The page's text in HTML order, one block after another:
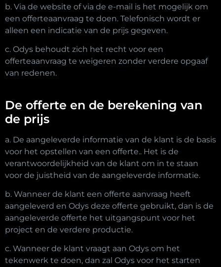
b. Via de website of via de e-mail is het mogelijk om
een offerteaanvraag te doen. Telefonisch wordt er
alleen een indicatie van de prijs gegeven.
c. Odys behoudt zich het recht voor een
offerteaanvraag te weigeren zonder verdere opgaaf
van redenen.
De offerte en de berekening van
de prijs
a. De aangeleverde informatie van de klant is de basis
voor het opstellen van een offerte.. Het is de
verantwoordelijkheid van de klant om in te staan
voor de juistheid van de aangeleverde informatie.
b. Wanneer de klant een offerte aanvraag heeft
aangeleverd en Odys deze offerte gebruikt, dan is de
aangeleverde offerte het uitgangspunt voor het
project en de verdere productie.
c. Wanneer de klant vraagt aan Odys om het
tekenwerk te doen, dan zal Odys voor het starten